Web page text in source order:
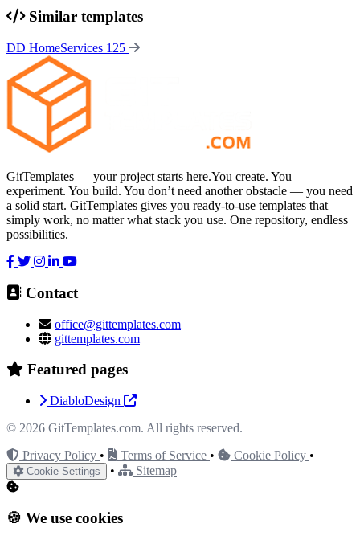
Similar templates
DD HomeServices 125
GitTemplates — your project starts here.You create. You
experiment. You build. You don’t need another obstacle — you need
a solid start. GitTemplates gives you ready-to-use templates that
simply work, no matter what stack you use. One repository, endless
possibilities.
Contact
office@gittemplates.com
gittemplates.com
Featured pages
DiabloDesign
© 2026 GitTemplates.com. All rights reserved.
Privacy Policy • Terms of Service • Cookie Policy •
Cookie Settings • Sitemap
🍪 We use cookies